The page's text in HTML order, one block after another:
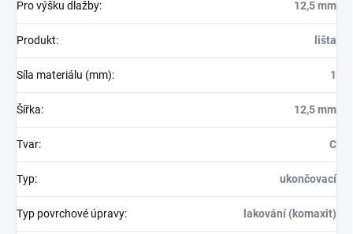
Pro výšku dlažby: 12,5 mm
Produkt: lišta
Síla materiálu (mm): 1
Šířka: 12,5 mm
Tvar: C
Typ: ukončovací
Typ povrchové úpravy: lakování (komaxit)